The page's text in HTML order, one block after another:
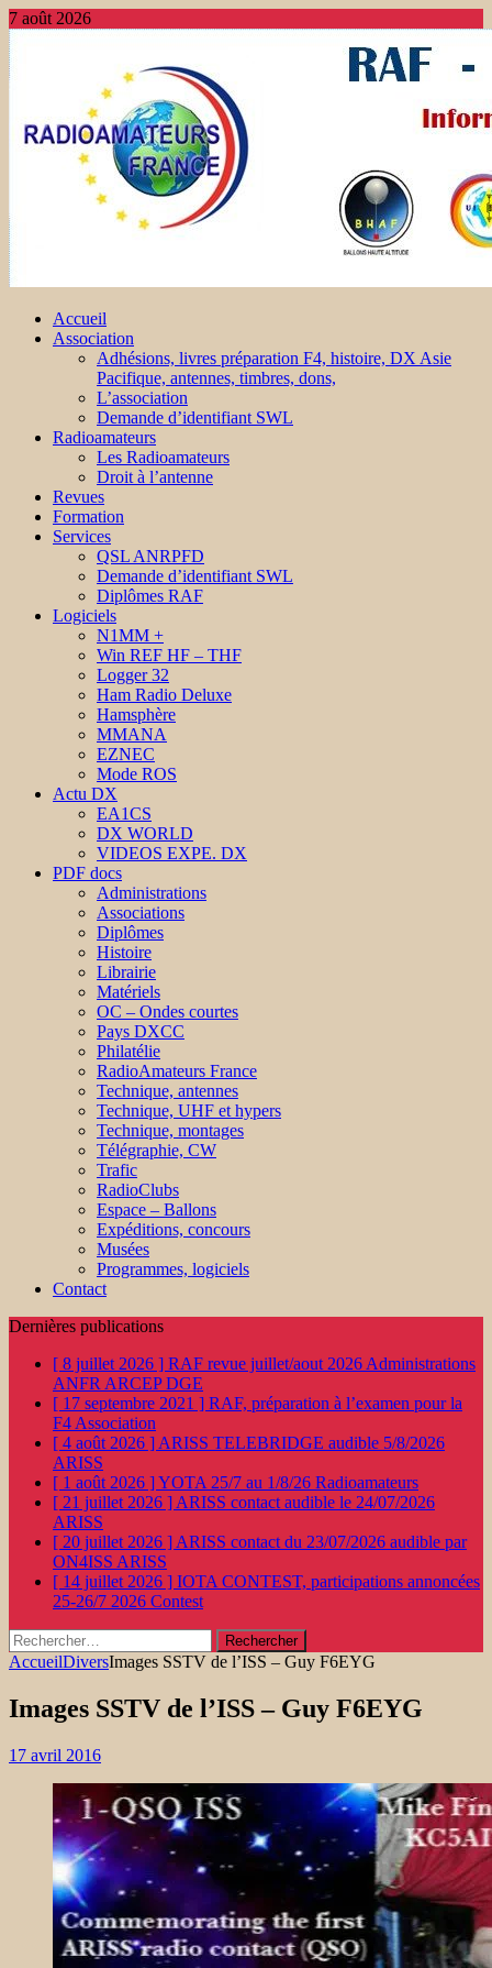
7 août 2026
Accueil
Association
Adhésions, livres préparation F4, histoire, DX Asie
Pacifique, antennes, timbres, dons,
L’association
Demande d’identifiant SWL
Radioamateurs
Les Radioamateurs
Droit à l’antenne
Revues
Formation
Services
QSL ANRPFD
Demande d’identifiant SWL
Diplômes RAF
Logiciels
N1MM +
Win REF HF – THF
Logger 32
Ham Radio Deluxe
Hamsphère
MMANA
EZNEC
Mode ROS
Actu DX
EA1CS
DX WORLD
VIDEOS EXPE. DX
PDF docs
Administrations
Associations
Diplômes
Histoire
Librairie
Matériels
OC – Ondes courtes
Pays DXCC
Philatélie
RadioAmateurs France
Technique, antennes
Technique, UHF et hypers
Technique, montages
Télégraphie, CW
Trafic
RadioClubs
Espace – Ballons
Expéditions, concours
Musées
Programmes, logiciels
Contact
Dernières publications
[ 8 juillet 2026 ] RAF revue juillet/aout 2026 Administrations
ANFR ARCEP DGE
[ 17 septembre 2021 ] RAF, préparation à l’examen pour la
F4 Association
[ 4 août 2026 ] ARISS TELEBRIDGE audible 5/8/2026
ARISS
[ 1 août 2026 ]YOTA 25/7 au 1/8/26 Radioamateurs
[ 21 juillet 2026 ] ARISS contact audible le 24/07/2026
ARISS
[ 20 juillet 2026 ] ARISS contact du 23/07/2026 audible par
ON4ISS ARISS
[ 14 juillet 2026 ] IOTA CONTEST, participations annoncées
25-26/7 2026 Contest
Rechercher :
AccueilDiversImages SSTV de l’ISS – Guy F6EYG
Images SSTV de l’ISS – Guy F6EYG
17 avril 2016